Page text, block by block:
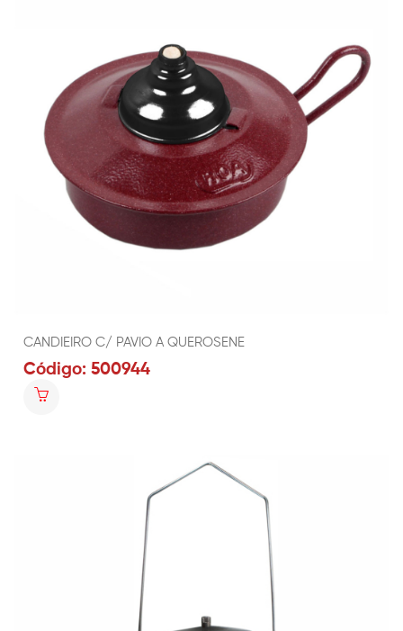
CANDIEIRO C/ PAVIO A QUEROSENE
Código: 500944